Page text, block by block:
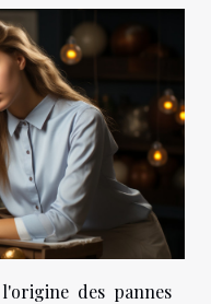
des pannes